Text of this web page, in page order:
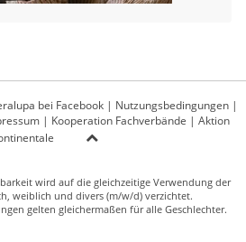
bei Facebook | Nutzungsbedingungen |
| Kooperation Fachverbände | Aktion
wird auf die gleichzeitige Verwendung der
weiblich und divers (m/w/d) verzichtet.
gelten gleichermaßen für alle Geschlechter.